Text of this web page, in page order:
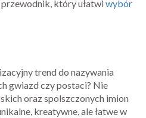
który ułatwiwybór
trend do nazywania
gwiazd czy postaci? Nie
oraz spolszczonych imion
kreatywne, ale łatwe w